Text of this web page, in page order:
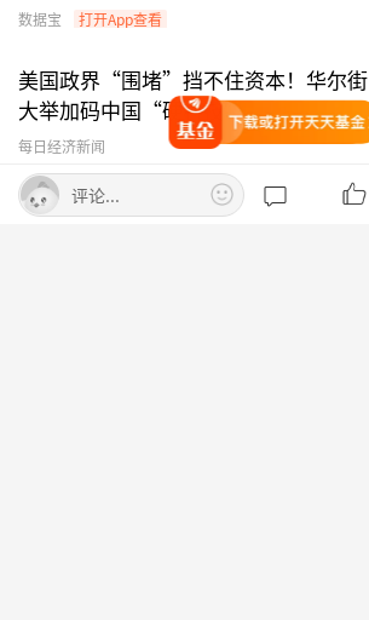
数据宝 打开App查看
美国政界“围堵”挡不住资本！华尔街
大举加码中国“硬科技”
每日经济新闻
8天7板！翻倍牛股紧急提示：股票已被
评论...
打开天天基金